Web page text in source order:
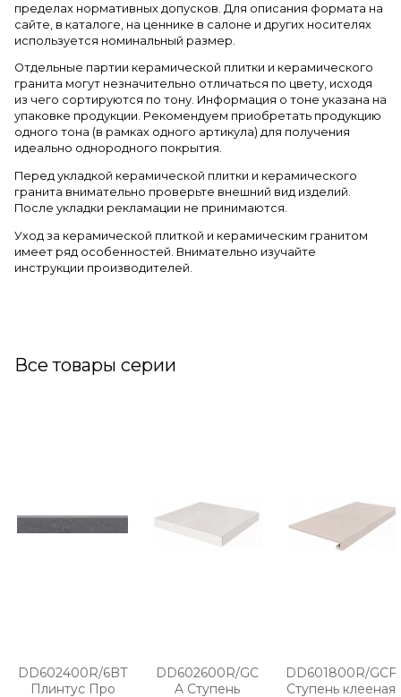
пределах нормативных допусков. Для описания формата на
сайте, в каталоге, на ценнике в салоне и других носителях
используется номинальный размер.
Отдельные партии керамической плитки и керамического
гранита могут незначительно отличаться по цвету, исходя
из чего сортируются по тону. Информация о тоне указана на
упаковке продукции. Рекомендуем приобретать продукцию
одного тона (в рамках одного артикула) для получения
идеально однородного покрытия.
Перед укладкой керамической плитки и керамического
гранита внимательно проверьте внешний вид изделий.
После укладки рекламации не принимаются.
Уход за керамической плиткой и керамическим гранитом
имеет ряд особенностей. Внимательно изучайте
инструкции производителей.
Все товары серии
DD602400R/6BT
Плинтус Про
DD602600R/GC
A Ступень
DD601800R/GCF
Ступень клееная